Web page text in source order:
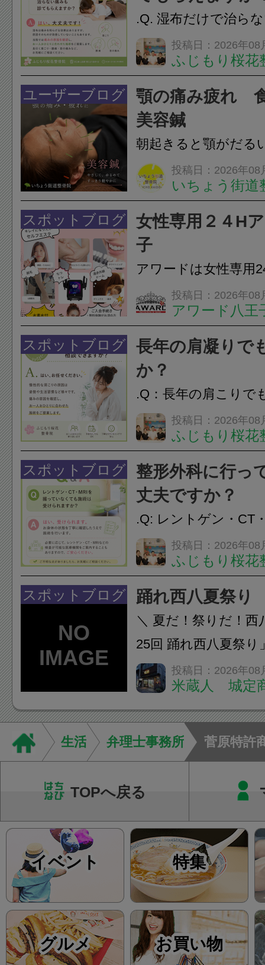
.Q. 湿布だけで治ら
らえますか？A. はい
湿布は痛みを和らげ
すが、原因そのもの
いこともあります。
原因を確認し、お一
投稿日：2026年08
ふじもり桜花
ユーザーブログ
顎の痛み疲れ
美容鍼
朝起きると顎がだる
ありませんか？無意
は、顎の痛みや疲れ
フェイスラインの張
のこわばり・頭痛や
ながることがありま
投稿日：2026年08
いちょう街道
スポットブログ
女性専用２４H
子
アワードは女性専用
フエステを 思いっ
開催中
投稿日：2026年08
アワード八王
24時間ジム&
脱毛
スポットブログ
長年の肩凝りで
か？
.Q：長年の肩こりで
か？A：はい、お任
性的な肩こりの原因
慣など様々です。痛
し、お一人おひとり
をご提案します。.#
投稿日：2026年08
ふじもり桜花
スポットブログ
整形外科に行っ
丈夫ですか？
.Q: レントゲン・CT
いなくても施術は受
A: はい、受けられま
態を丁寧に確認した
います。必要に応じ
ン・CT・MRIなどの
投稿日：2026年08
ふじもり桜花
スポットブログ 踊れ西八夏祭り
＼ 夏だ！祭りだ！西
25回 踊れ西八夏祭
てくる！ 伝統の【阿
情熱の【よさこいソ
結！数多くの団体が
店街を舞台に最高の
投稿日：2026年08
米蔵人 城定
生活 弁理士事務所 菅原特許
TOPへ戻る
イベント 特集
グルメ お買い物